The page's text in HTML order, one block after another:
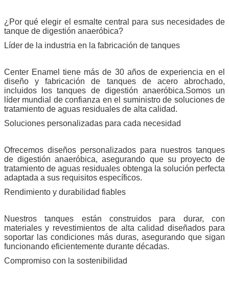
¿Por qué elegir el esmalte central para sus necesidades de
tanque de digestión anaeróbica?
Líder de la industria en la fabricación de tanques
Center Enamel tiene más de 30 años de experiencia en el
diseño y fabricación de tanques de acero abrochado,
incluidos los tanques de digestión anaeróbica.Somos un
líder mundial de confianza en el suministro de soluciones de
tratamiento de aguas residuales de alta calidad.
Soluciones personalizadas para cada necesidad
Ofrecemos diseños personalizados para nuestros tanques
de digestión anaeróbica, asegurando que su proyecto de
tratamiento de aguas residuales obtenga la solución perfecta
adaptada a sus requisitos específicos.
Rendimiento y durabilidad fiables
Nuestros tanques están construidos para durar, con
materiales y revestimientos de alta calidad diseñados para
soportar las condiciones más duras, asegurando que sigan
funcionando eficientemente durante décadas.
Compromiso con la sostenibilidad